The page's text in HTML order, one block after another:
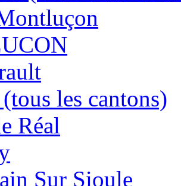
les cantons)
Réal
Sur Sioule